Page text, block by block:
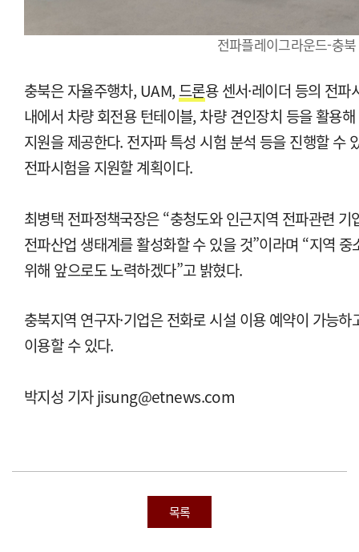
전파플레이그라운드-충
충북은 자율주행차, UAM, 드론용 센서·레이더 등의 전
내에서 차량 회전용 턴테이블, 차량 견인장치 등을 활용
지원을 제공한다. 전자파 특성 시험 분석 등을 진행할 수
전파시험을 지원할 계획이다.
최병택 전파정책국장은 “충청도와 인근지역 전파관련
전파산업 생태계를 활성화할 수 있을 것”이라며 “지역
위해 앞으로도 노력하겠다”고 밝혔다.
충북지역 연구자·기업은 전화로 시설 이용 예약이 가능
이용할 수 있다.
박지성 기자 jisung@etnews.com
목록